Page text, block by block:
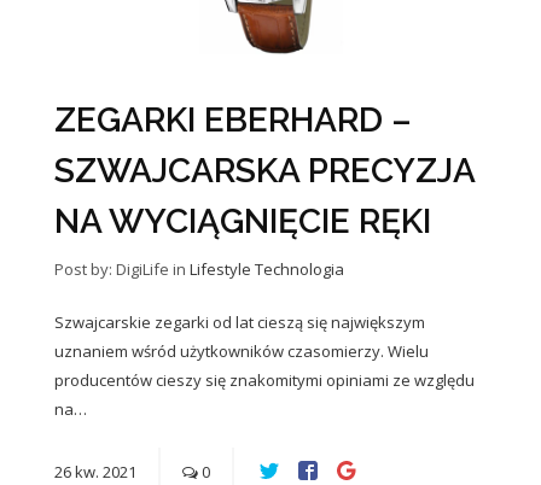
ZEGARKI EBERHARD –
SZWAJCARSKA PRECYZJA
NA WYCIĄGNIĘCIE RĘKI
Post by: DigiLife in Lifestyle Technologia
Szwajcarskie zegarki od lat cieszą się największym
uznaniem wśród użytkowników czasomierzy. Wielu
producentów cieszy się znakomitymi opiniami ze względu
na…
26kw. 2021 0